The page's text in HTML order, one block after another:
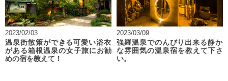
2023/02/03
温泉街散策ができる可愛い浴衣
がある箱根温泉の女子旅にお勧
めの宿を教えて！
2023/03/09
強羅温泉でのんびり出来る静か
な雰囲気の温泉宿を教えて下さ
い。